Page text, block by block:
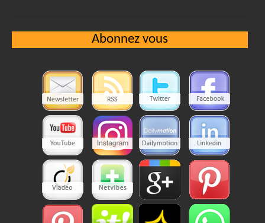
Abonnez vous